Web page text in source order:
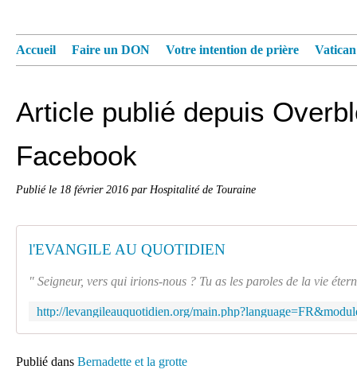
Accueil Faire un DON Votre intention de prière
Article publié depuis
Facebook
Publié le 18 février 2016 par Hospitalité de Touraine
l'EVANGILE AU QUOTIDIEN
" Seigneur, vers qui irions-nous ? Tu as les paroles de la vie
Publié dans Bernadette et la grotte